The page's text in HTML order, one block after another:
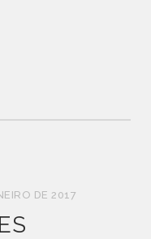
DE 2017